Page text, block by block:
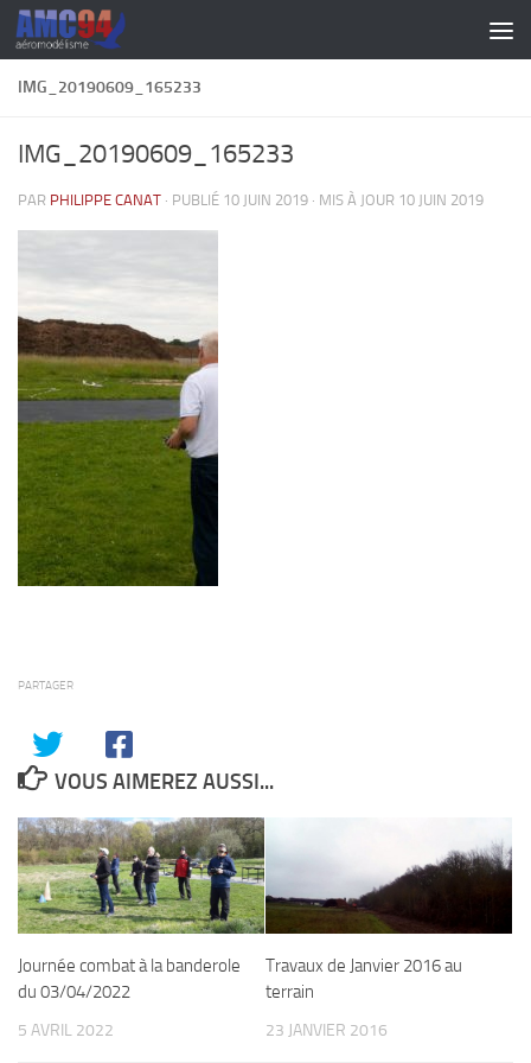
Skip to content
IMG_20190609_165233
IMG_20190609_165233
PAR PHILIPPE CANAT · PUBLIÉ 10 JUIN 2019 · MIS À JOUR 10 JUIN 2019
PARTAGER
VOUS AIMEREZ AUSSI...
Journée combat à la banderole
du 03/04/2022
5 AVRIL 2022
Travaux de Janvier 2016 au
terrain
23 JANVIER 2016